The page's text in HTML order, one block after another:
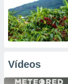
Vídeos